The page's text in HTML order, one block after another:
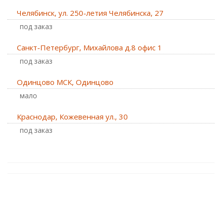
Челябинск, ул. 250-летия Челябинска, 27
Под заказ
Санкт-Петербург, Михайлова д.8 офис 1
Под заказ
Одинцово МСК, Одинцово
Мало
Краснодар, Кожевенная ул., 30
Под заказ